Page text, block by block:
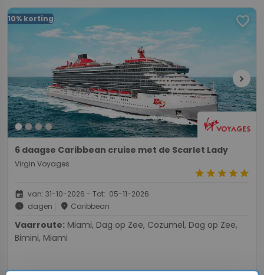
10% korting favorite
chevron_right
6 daagse Caribbean cruise met de Scarlet Lady
Virgin Voyages
starstarstarstarstar
event van: 31-10-2026 - Tot: 05-11-2026
schedule dagen place Caribbean
Vaarroute:
Bimini, Miami